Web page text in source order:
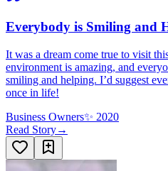
Everybody is Smiling and
It was a dream come true to visit
environment is amazing, and
smiling and helping. I’d suggest
once in life!
Business Owners✨ 2020
Read Story→